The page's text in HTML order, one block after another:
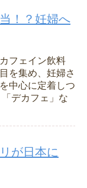
！？妊婦へ
フェイン飲料
を集め、妊婦さ
中心に定着しつ
デカフェ」な
が日本に